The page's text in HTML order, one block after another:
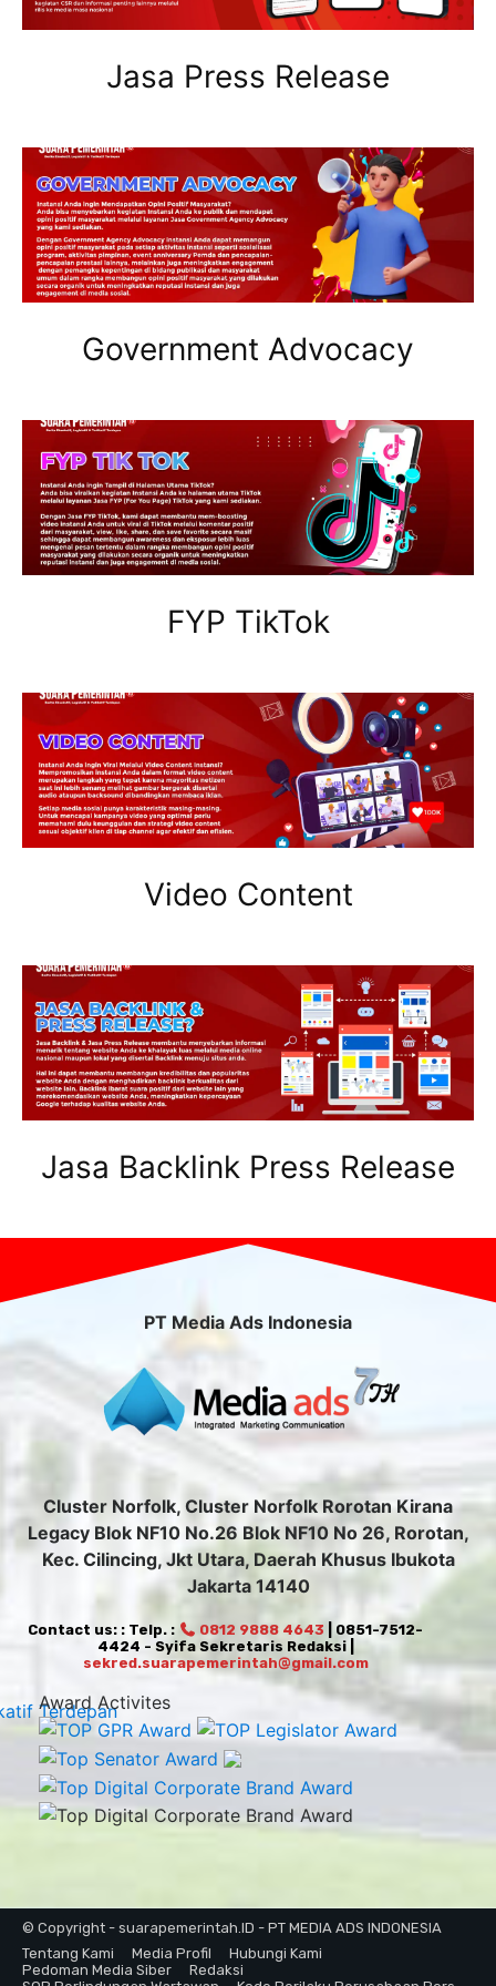
Jasa Press Release
Government Advocacy
FYP TikTok
Video Content
Jasa Backlink Press Release
PT Media Ads Indonesia
Cluster Norfolk, Cluster Norfolk Rorotan Kirana
Legacy Blok NF10 No.26 Blok NF10 No 26, Rorotan,
Kec. Cilincing, Jkt Utara, Daerah Khusus Ibukota
Jakarta 14140
Contact us: : Telp. : 0812 9888 4643 | 0851-7512-
4424 - Syifa Sekretaris Redaksi |
sekred.suarapemerintah@gmail.com
Award Activites
© Copyright - suarapemerintah.ID - PT MEDIA ADS INDONESIA
Tentang Kami
Media Profil
Hubungi Kami
Pedoman Media Siber
Redaksi